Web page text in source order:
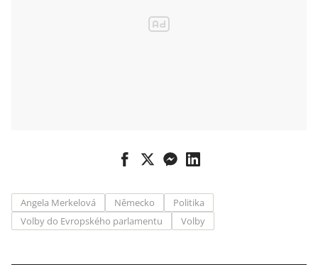
Angela Merkelová Německo
Politika
Volby do Evropského parlamentu
Volby